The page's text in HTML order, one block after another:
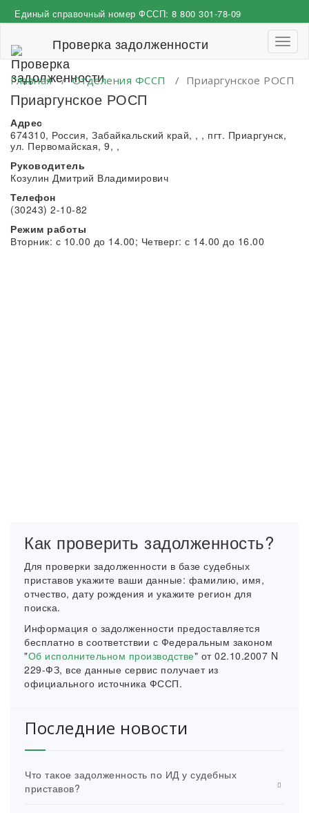
к
Единый справочный номер ФССП: 8 800 301-78-09
Проверка задолженности
Главная/Отделения ФССП / Приаргунское РОСП
Приаргунское РОСП
Адрес
674310, Россия, Забайкальский край, , , пгт. Приаргунск,
ул. Первомайская, 9, ,
Руководитель
Козулин Дмитрий Владимирович
Телефон
(30243) 2-10-82
Режим работы
Вторник: с 10.00 до 14.00; Четверг: с 14.00 до 16.00
Как проверить задолженность?
Для проверки задолженности в базе судебных
приставов укажите ваши данные: фамилию, имя,
отчество, дату рождения и укажите регион для
поиска.
Информация о задолженности предоставляется
бесплатно в соответствии с Федеральным законом
"Об исполнительном производстве" от 02.10.2007 N
229-ФЗ, все данные сервис получает из
официального источника ФССП.
Последние новости
Что такое задолженность по ИД у судебных
приставов?